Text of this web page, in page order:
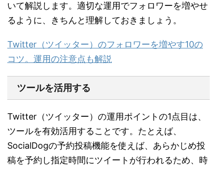
いて解説します。適切な運用でフォロワーを増やせ
るように、きちんと理解しておきましょう。
Twitter（ツイッター）のフォロワーを増やす10の
コツ。運用の注意点も解説
ツールを活用する
Twitter（ツイッター）の運用ポイントの1点目は、
ツールを有効活用することです。たとえば、
SocialDogの予約投稿機能を使えば、あらかじめ投
稿を予約し指定時間にツイートが行われるため、時